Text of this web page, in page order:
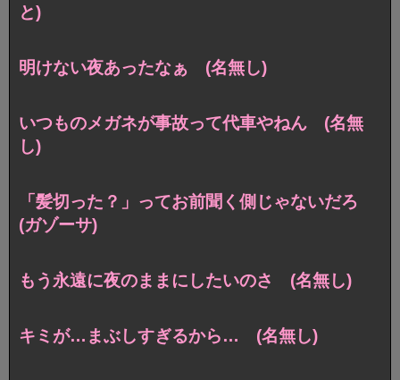
と)
明けない夜あったなぁ (名無し)
いつものメガネが事故って代車やねん (名無
し)
「髪切った？」ってお前聞く側じゃないだろ
(ガゾーサ)
もう永遠に夜のままにしたいのさ (名無し)
キミが…まぶしすぎるから… (名無し)